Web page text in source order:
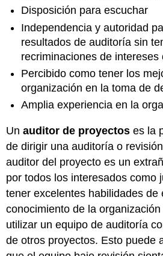
Disposición para escuchar
Independencia y autoridad
resultados de auditoría sin
recriminaciones de intereses
Percibido como tener los
organización en la toma de
Amplia experiencia en la
Unauditor de proyectos es la
de dirigir una auditoría o
auditor del proyecto es un
por todos los interesados como
tener excelentes habilidades de
conocimiento de la
utilizar un equipo de auditoría
de otros proyectos. Esto puede